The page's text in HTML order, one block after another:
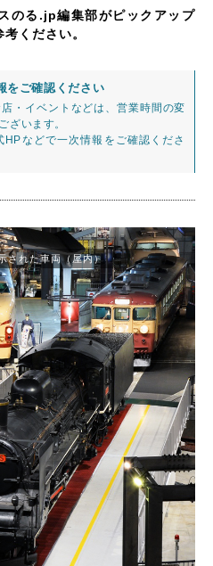
のる.jp編集部がピックアップ
ください。
をご確認ください
・イベントなどは、営業時間の変
ざいます。
などで一次情報をご確認くださ
された車両（屋内）